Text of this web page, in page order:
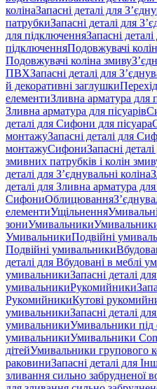
колінаЗапасні деталі для
патрубкиЗапасні деталі для
для підключенняЗапасні
підключенняПодовжувачі
Подовжувачі коліна змиву
ПВХЗапасні деталі для
й декоративні заглушки
елементиЗливна арматура для
Зливна арматура для пісуарів
деталі для Сифони для пісуара
монтажуЗапасні деталі для
монтажуСифониЗапасні
змивних патрубків і колін
деталі для З’єднувальні коліна
деталі для Зливна арматура для
СифониОблицювання
елементиУщільненняУмивальні
зониУмивальники
УмивальникиПодвійні
Подвійні умивальники
деталі для Вбудовані в меблі
умивальникиЗапасні деталі
умивальникиРукомийники
РукомийникиКутові
умивальникиЗапасні деталі
умивальникиУмивальники під
умивальникиУмивальники
дітейУмивальники групового
раковиниЗапасні деталі для
зливання сильно забрудненої